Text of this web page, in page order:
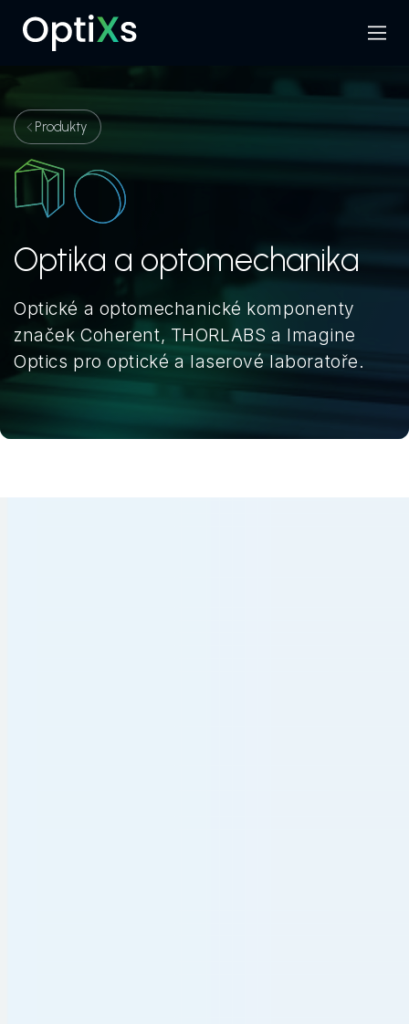
Hledat
Menu
Produkty
Optika a optomechanika
Optické a optomechanické komponenty
značek Coherent, THORLABS a Imagine
Optics pro optické a laserové laboratoře.